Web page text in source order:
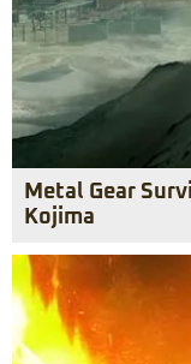
Metal Gear
Kojima